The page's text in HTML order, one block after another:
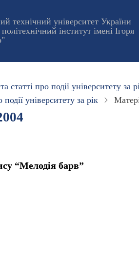
технічний університет України
інститут імені Ігоря
статті про події університету за
університету за рік
“Мелодiя барв”